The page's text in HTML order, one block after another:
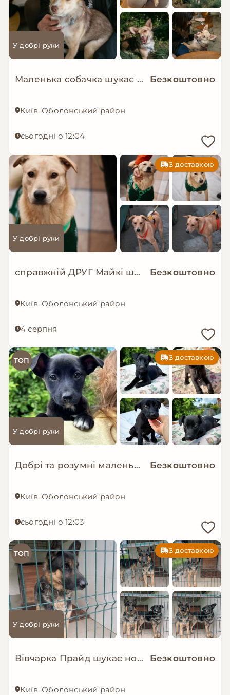
У добрі руки
Маленька собачка шукає люблячу і надійну родину! Безкоштовно
Київ, Оболонський район
сьогодні о 12:04
З доставкою
У добрі руки
справжній ДРУГ Майкі шукає родину! Безкоштовно
Київ, Оболонський район
4 серпня
ТОП З доставкою
У добрі руки
Добрі та розумні маленькі цуценята в добрі руки! Безкоштовно
Київ, Оболонський район
сьогодні о 12:03
ТОП З доставкою
У добрі руки
Вівчарка Прайд шукає нову сім’ю! Безкоштовно
Київ, Оболонський район